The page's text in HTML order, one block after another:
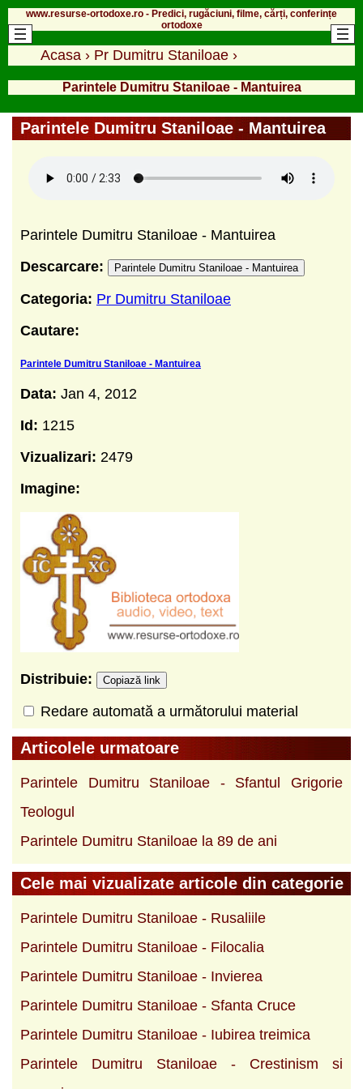
www.resurse-ortodoxe.ro - Predici, rugăciuni, filme, cărți, conferințe
ortodoxe
Acasa › Pr Dumitru Staniloae ›
Parintele Dumitru Staniloae - Mantuirea
Parintele Dumitru Staniloae - Mantuirea
Parintele Dumitru Staniloae - Mantuirea
Descarcare:
Parintele Dumitru Staniloae - Mantuirea
Categoria: Pr Dumitru Staniloae
Cautare:
Parintele Dumitru Staniloae - Mantuirea
Data: Jan 4, 2012
Id: 1215
Vizualizari: 2479
Imagine:
Distribuie: Copiază link
Redare automată a următorului material
Articolele urmatoare
Parintele Dumitru Staniloae - Sfantul Grigorie
Teologul
Parintele Dumitru Staniloae la 89 de ani
Cele mai vizualizate articole din categorie
Parintele Dumitru Staniloae - Rusaliile
Parintele Dumitru Staniloae - Filocalia
Parintele Dumitru Staniloae - Invierea
Parintele Dumitru Staniloae - Sfanta Cruce
Parintele Dumitru Staniloae - Iubirea treimica
Parintele Dumitru Staniloae - Crestinism si